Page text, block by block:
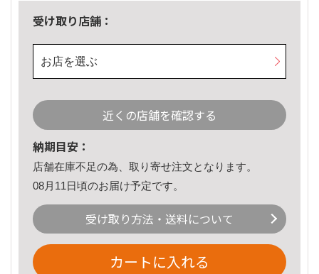
受け取り店舗：
お店を選ぶ
近くの店舗を確認する
納期目安：
店舗在庫不足の為、取り寄せ注文となります。
08月11日頃のお届け予定です。
受け取り方法・送料について
カートに入れる